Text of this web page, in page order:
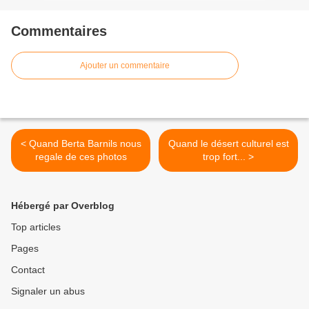
Commentaires
Ajouter un commentaire
< Quand Berta Barnils nous
regale de ces photos
Quand le désert culturel est
trop fort... >
Hébergé par Overblog
Top articles
Pages
Contact
Signaler un abus